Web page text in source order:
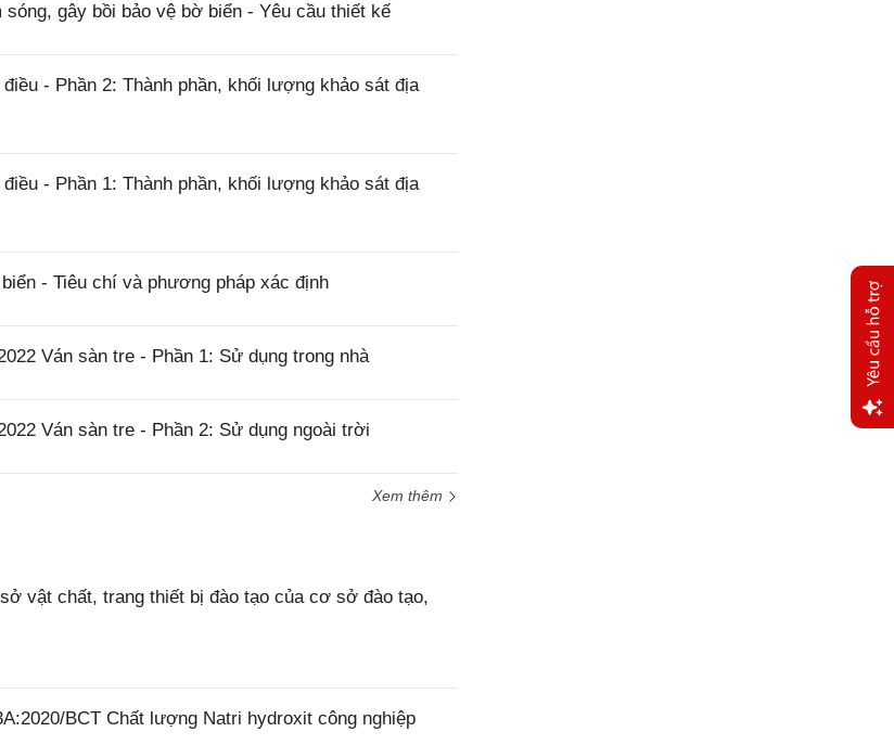
gây bồi bảo vệ bờ biển - Yêu cầu thiết kế
- Phần 2: Thành phần, khối lượng khảo sát địa
- Phần 1: Thành phần, khối lượng khảo sát địa
- Tiêu chí và phương pháp xác định
Ván sàn tre - Phần 1: Sử dụng trong nhà
Ván sàn tre - Phần 2: Sử dụng ngoài trời
Xem thêm
vật chất, trang thiết bị đào tạo của cơ sở đào tạo,
BCT Chất lượng Natri hydroxit công nghiệp